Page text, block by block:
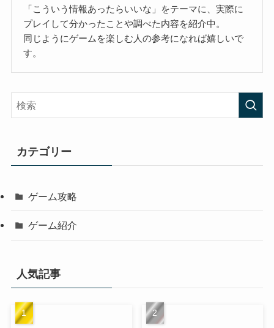
「こういう情報あったらいいな」をテーマに、実際に
プレイして分かったことや調べた内容を紹介中。
同じようにゲームを楽しむ人の参考になれば嬉しいで
す。
カテゴリー
ゲーム攻略
ゲーム紹介
人気記事